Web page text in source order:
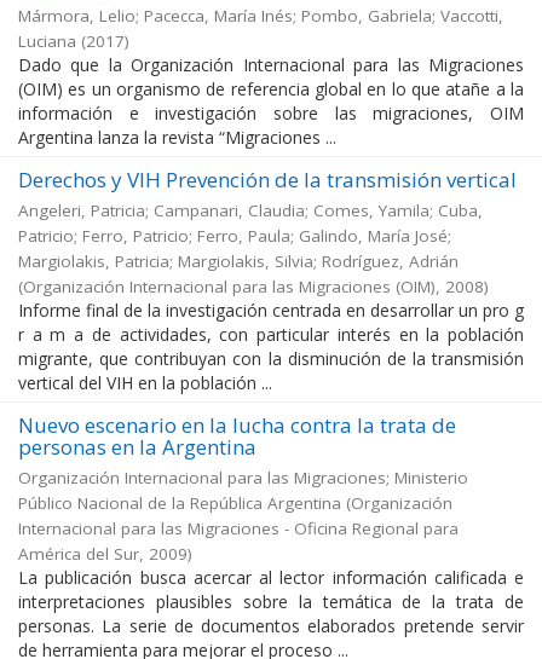
Mármora, Lelio; Pacecca, María Inés; Pombo, Gabriela; Vaccotti,
Luciana (2017)
Dado que la Organización Internacional para las Migraciones
(OIM) es un organismo de referencia global en lo que atañe a la
información e investigación sobre las migraciones, OIM
Argentina lanza la revista “Migraciones ...
Derechos y VIH Prevención de la transmisión vertical
Angeleri, Patricia; Campanari, Claudia; Comes, Yamila; Cuba,
Patricio; Ferro, Patricio; Ferro, Paula; Galindo, María José;
Margiolakis, Patricia; Margiolakis, Silvia; Rodríguez, Adrián
(Organización Internacional para las Migraciones (OIM), 2008)
Informe final de la investigación centrada en desarrollar un pro g
r a m a de actividades, con particular interés en la población
migrante, que contribuyan con la disminución de la transmisión
vertical del VIH en la población ...
Nuevo escenario en la lucha contra la trata de
personas en la Argentina
Organización Internacional para las Migraciones; Ministerio
Público Nacional de la República Argentina (Organización
Internacional para las Migraciones - Oficina Regional para
América del Sur, 2009)
La publicación busca acercar al lector información calificada e
interpretaciones plausibles sobre la temática de la trata de
personas. La serie de documentos elaborados pretende servir
de herramienta para mejorar el proceso ...